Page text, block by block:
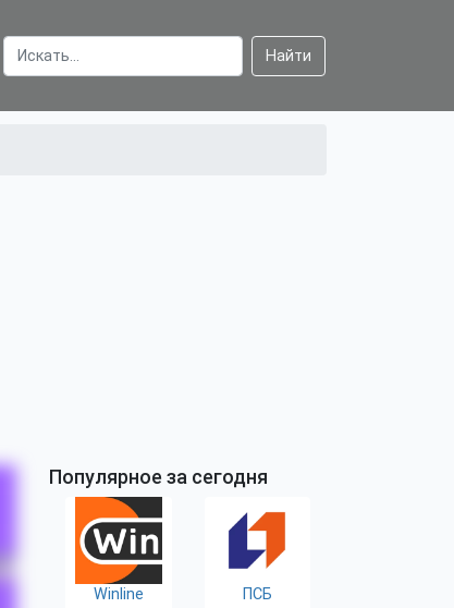
Найти
Популярное за сегодня
Winline ПСБ